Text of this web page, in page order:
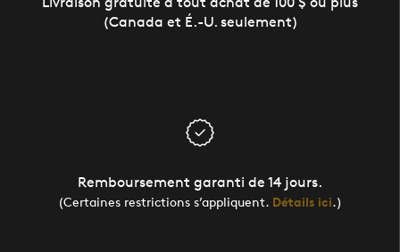
(Canada et É.-U. seulement)
Remboursement garanti de 14 jours.
(Certaines restrictions s’appliquent. Détails ici.)